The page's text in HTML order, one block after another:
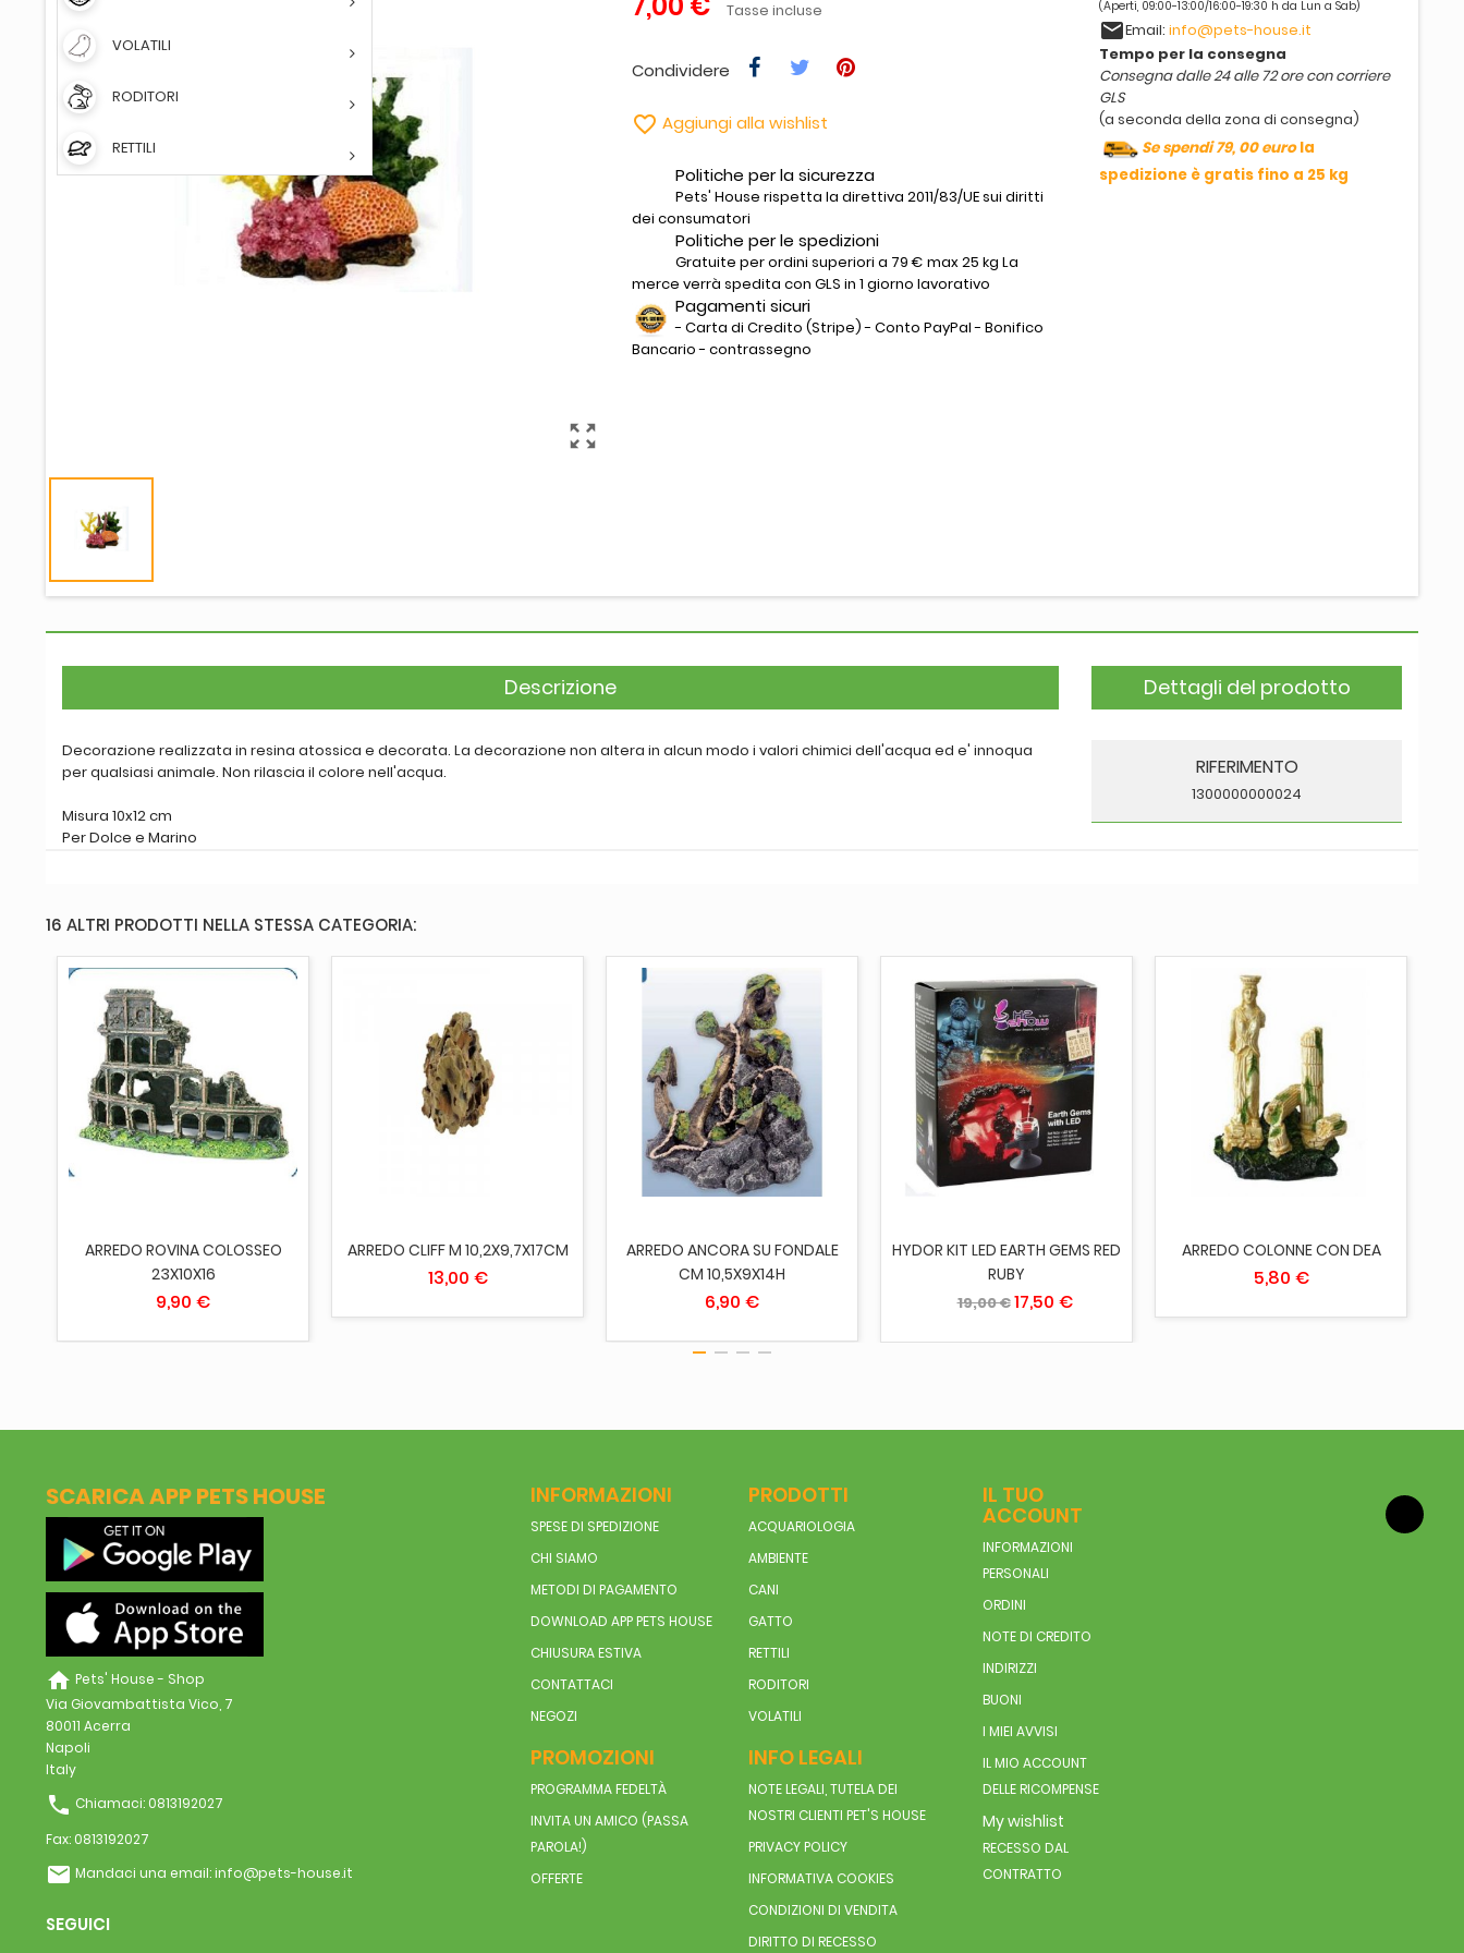
VOLATILI
RODITORI
RETTILI
zoom_out_map
Tasse incluse
Condividere
 Aggiungi alla wishlist
Politiche per la sicurezza
Pets' House rispetta la direttiva 2011/83/UE sui diritti
dei consumatori
Politiche per le spedizioni
Gratuite per ordini superiori a 79 € max 25 kg La
merce verrà spedita con GLS in 1 giorno lavorativo
Pagamenti sicuri
- Carta di Credito (Stripe) - Conto PayPal - Bonifico
Bancario - contrassegno
(Aperti, 09:00-13:00/16:00-19:30 h da Lun a Sab)
emailEmail:info@pets-house.it
Tempo per la consegna
Consegna dalle 24 alle 72 ore con corriere
GLS
(a seconda della zona di consegna)
Se spendi 79, 00 eurola
spedizione è gratis fino a 25 kg
Descrizione
Decorazione realizzata in resina atossica e decorata. La decorazione non altera in alcun modo i valori chimici dell'acqua ed e' innoqua
per qualsiasi animale. Non rilascia il colore nell'acqua.
Misura 10x12 cm
Per Dolce e Marino
Dettagli del prodotto
RIFERIMENTO
1300000000024
16 ALTRI PRODOTTI NELLA STESSA CATEGORIA:
AGGIUNGI AL CARRELLO
ARREDO ROVINA COLOSSEO
23X10X16
9,90 €
AGGIUNGI AL CARRELLO
ARREDO CLIFF M 10,2X9,7X17CM
13,00 €
AGGIUNGI AL CARRELLO
ARREDO ANCORA SU FONDALE
CM 10,5X9X14H
6,90 €
AGGIUNGI AL CARRELLO
HYDOR KIT LED EARTH GEMS RED
RUBY
19,00 €17,50 €
ESAURITO
ARREDO COLONNE CON DEA
5,80 €
SCARICA APP PETS HOUSE
home Pets' House - Shop
Via Giovambattista Vico, 7
80011 Acerra
Napoli
Italy
phone Chiamaci: 0813192027
Fax: 0813192027
email Mandaci una email:info@pets-house.it
SEGUICI
INFORMAZIONI
SPESE DI SPEDIZIONE
CHI SIAMO
METODI DI PAGAMENTO
DOWNLOAD APP PETS HOUSE
CHIUSURA ESTIVA
CONTATTACI
NEGOZI
PRODOTTI
ACQUARIOLOGIA
AMBIENTE
CANI
GATTO
RETTILI
RODITORI
VOLATILI
PROMOZIONI
PROGRAMMA FEDELTÀ
INVITA UN AMICO (PASSA
PAROLA!)
OFFERTE
INFO LEGALI
NOTE LEGALI, TUTELA DEI
NOSTRI CLIENTI PET'S HOUSE
PRIVACY POLICY
INFORMATIVA COOKIES
CONDIZIONI DI VENDITA
DIRITTO DI RECESSO
IL TUO
ACCOUNT
INFORMAZIONI
PERSONALI
ORDINI
NOTE DI CREDITO
INDIRIZZI
BUONI
I MIEI AVVISI
IL MIO ACCOUNT
DELLE RICOMPENSE
My wishlist
RECESSO DAL
CONTRATTO